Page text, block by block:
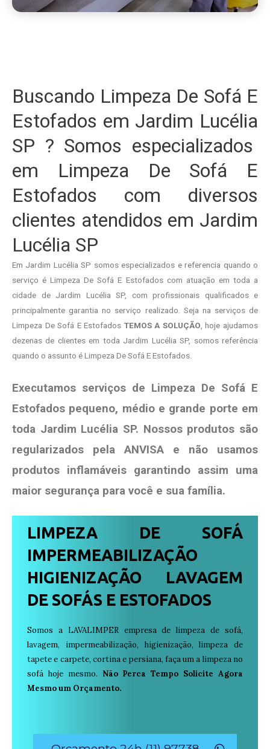
Buscando Limpeza De Sofá E
Estofados em Jardim Lucélia
SP ? Somos especializados
em Limpeza De Sofá E
Estofados com diversos
clientes atendidos em Jardim
Lucélia SP
Em Jardim Lucélia SP somos especializados e referencia quando o
serviço é Limpeza De Sofá E Estofados com atuação em toda a
cidade de Jardim Lucélia SP, com profissionais qualificados e
principalmente garantia no serviço realizado. Seja na serviços de
Limpeza De Sofá E Estofados TEMOS A SOLUÇÃO , hoje ajudamos
dezenas de clientes em toda Jardim Lucélia SP, somos referência
quando o assunto é Limpeza De Sofá E Estofados.
Executamos serviços de Limpeza De Sofá E
Estofados pequeno, médio e grande porte em
toda Jardim Lucélia SP. Nossos produtos são
regularizados pela ANVISA e não usamos
produtos inflamáveis garantindo assim uma
maior segurança para você e sua família.
LIMPEZA DE SOFÁ
IMPERMEABILIZAÇÃO
HIGIENIZAÇÃO LAVAGEM
DE SOFÁS E ESTOFADOS
Somos a LAVALIMPER empresa de limpeza de sofá,
lavagem, impermeabilização, higienização, limpeza de
tapete e carpete, cortina e persiana, faça um a limpeza no
sofá hoje mesmo. Não Perca Tempo Solicite Agora
Mesmo um Orçamento.